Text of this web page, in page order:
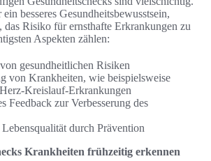
besseres Gesundheitsbewusstsein,
das Risiko für ernsthafte Erkrankungen zu
Aspekten zählen:
gesundheitlichen Risiken
von Krankheiten, wie beispielsweise
Kreislauf-Erkrankungen
Feedback zur Verbesserung des
durch Prävention
Krankheiten frühzeitig erkennen